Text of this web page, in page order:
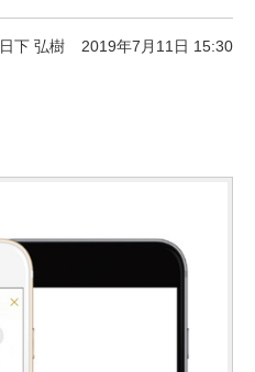
日下 弘樹 2019年7月11日 15:30